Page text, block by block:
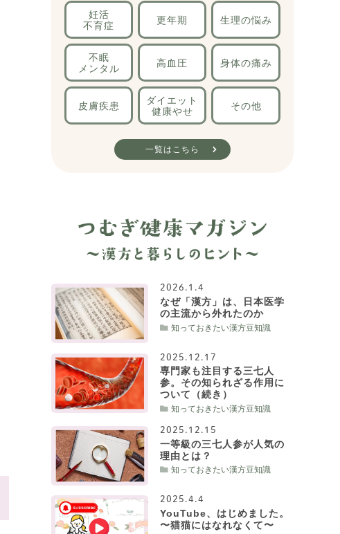
妊活
不育症
更年期 生理の悩み
不眠
メンタル
高血圧 身体の痛み
皮膚疾患
ダイエット
健康やせ
その他
一覧はこちら
2026.1.4
なぜ「漢方」は、日本医学
の主流から外れたのか
知っておきたい漢方豆知識
2025.12.17
専門家も注目する三七人
参。その知られざる作用に
ついて（続き）
知っておきたい漢方豆知識
2025.12.15
一等級の三七人参が人気の
理由とは？
知っておきたい漢方豆知識
2025.4.4
YouTube、はじめました。
〜猫猫にはなれなくて〜